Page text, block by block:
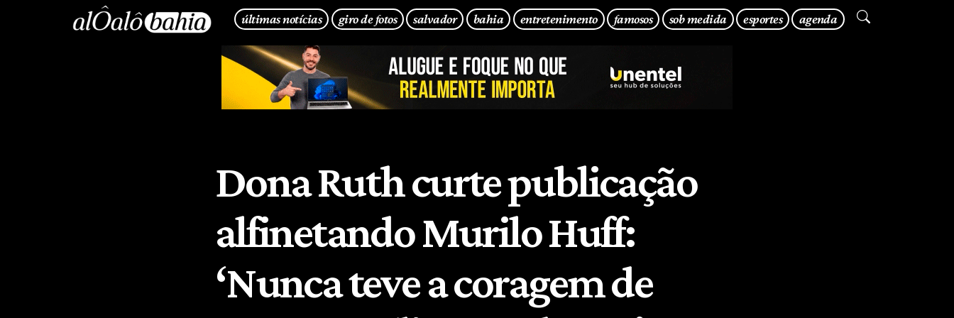
últimas notícias giro de fotos salvador bahia entretenimento famosos sob medida esportes agenda
Dona Ruth curte publicação
alfinetando Murilo Huff:
‘Nunca teve a coragem de